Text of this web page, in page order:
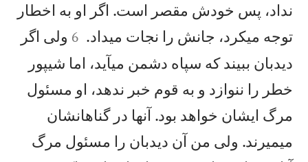
نداد، پس خودش مقصر است. اگر او به اخطار
توجه میكرد، جانش را نجات میداد. 

6 ولی اگر
دیدبان ببيند كه سپاه دشمن میآيد، اما شيپور
خطر را ننوازد و به قوم خبر ندهد، او مسئول
مرگ ايشان خواهد بود. آنها در گناهانشان
میميرند. ولی من آن دیدبان را مسئول مرگ